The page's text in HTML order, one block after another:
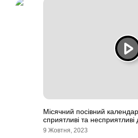
Місячний посівний
сприятливі та несприятливі
9 Жовтня, 2023